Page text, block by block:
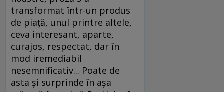
transformat într-un produs
de piaţă, unul printre altele,
ceva interesant, aparte,
curajos, respectat, dar în
mod iremediabil
nesemnificativ... Poate de
asta şi surprinde în aşa